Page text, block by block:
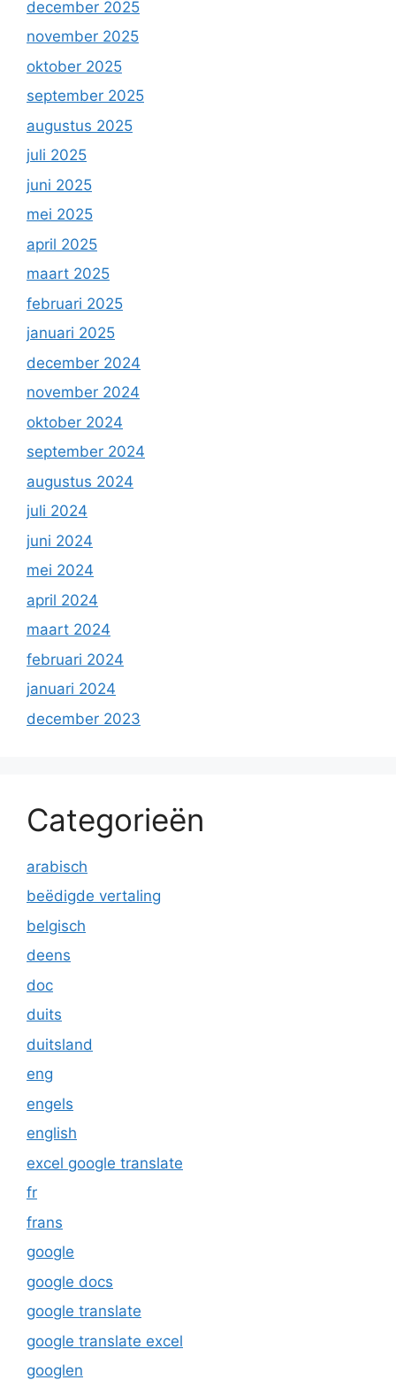
december 2025
november 2025
oktober 2025
september 2025
augustus 2025
juli 2025
juni 2025
mei 2025
april 2025
maart 2025
februari 2025
januari 2025
december 2024
november 2024
oktober 2024
september 2024
augustus 2024
juli 2024
juni 2024
mei 2024
april 2024
maart 2024
februari 2024
januari 2024
december 2023
Categorieën
arabisch
beëdigde vertaling
belgisch
deens
doc
duits
duitsland
eng
engels
english
excel google translate
fr
frans
google
google docs
google translate
google translate excel
googlen